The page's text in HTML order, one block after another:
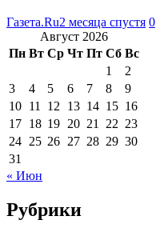
Газета.Ru2 месяца спустя 0
Август 2026
Пн Вт Ср Чт Пт Сб Вс
1
2
3
4 5 6 7 8
9
10 11 12 13 14 15 16
17 18 19 20 21 22 23
24 25 26 27 28 29 30
31
« Июн
Рубрики